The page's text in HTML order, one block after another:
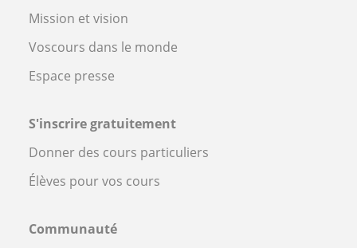
Mission et vision
Voscours dans le monde
Espace presse
S'inscrire gratuitement
Donner des cours particuliers
Élèves pour vos cours
Communauté